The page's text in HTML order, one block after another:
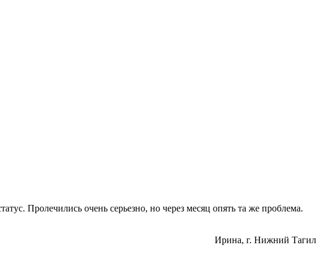
Пролечились очень серьезно, но через месяц опять та же проблема.
Ирина, г. Нижний Тагил